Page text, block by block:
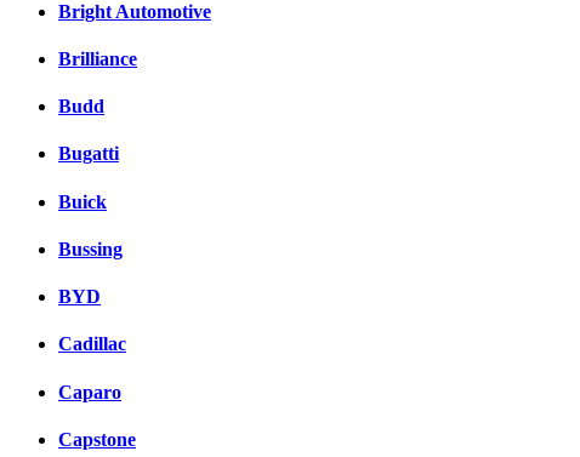
Bright Automotive
Brilliance
Budd
Bugatti
Buick
Bussing
BYD
Cadillac
Caparo
Capstone